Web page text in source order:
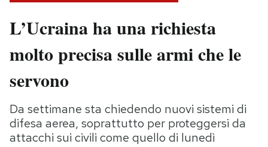
Italia
Politica
Tecnologia
Scienza
Cultura
Moda
Consumismi
Media
Europa
L’Ucraina ha una richiesta
molto precisa sulle armi che le
servono
Da settimane sta chiedendo nuovi sistemi di
difesa aerea, soprattutto per proteggersi da
attacchi sui civili come quello di lunedì